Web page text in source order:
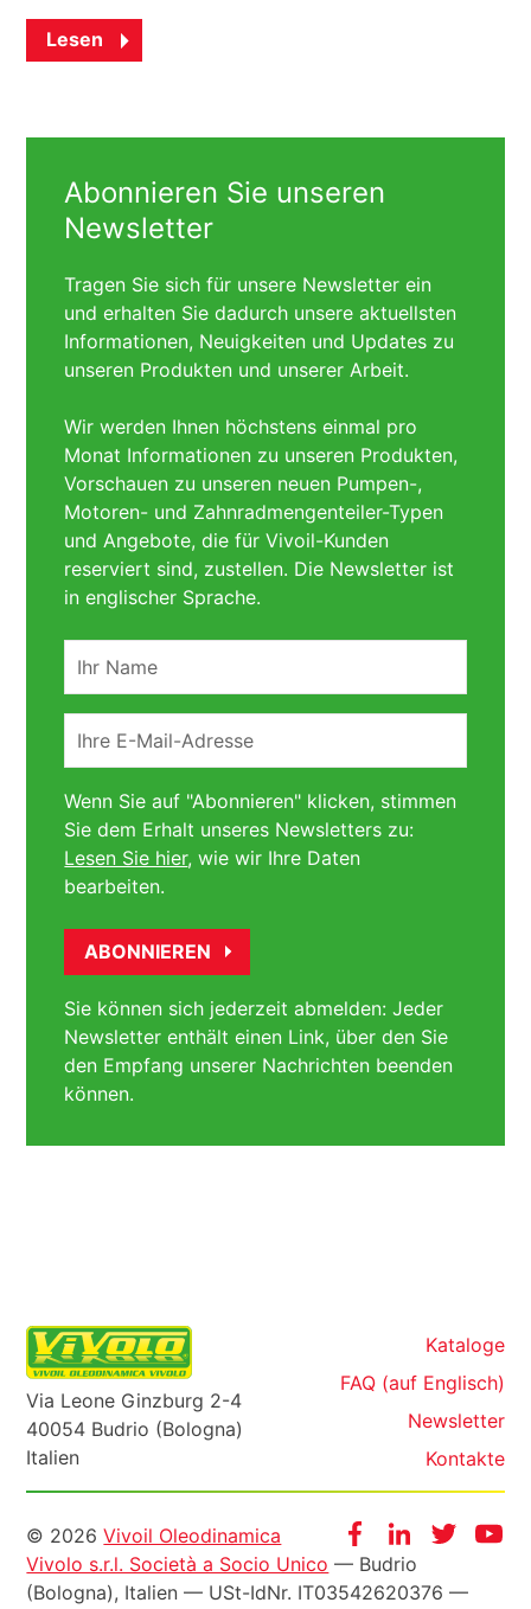
Lesen
Abonnieren Sie unseren
Newsletter
Tragen Sie sich für unsere Newsletter ein
und erhalten Sie dadurch unsere aktuellsten
Informationen, Neuigkeiten und Updates zu
unseren Produkten und unserer Arbeit.
Wir werden Ihnen höchstens einmal pro
Monat Informationen zu unseren Produkten,
Vorschauen zu unseren neuen Pumpen-,
Motoren- und Zahnradmengenteiler-Typen
und Angebote, die für Vivoil-Kunden
reserviert sind, zustellen. Die Newsletter ist
in englischer Sprache.
Name
E-
Adresse
Wenn Sie auf "Abonnieren" klicken, stimmen
Sie dem Erhalt unseres Newsletters zu:
Lesen Sie hier, wie wir Ihre Daten
bearbeiten.
Sie können sich jederzeit abmelden: Jeder
Newsletter enthält einen Link, über den Sie
den Empfang unserer Nachrichten beenden
können.
Via Leone Ginzburg 2-4
40054 Budrio (Bologna)
Italien
Kataloge
FAQ (auf Englisch)
Newsletter
Kontakte
FacebookInstagram
Twitter
Informazioni
legali
© 2026Vivoil Oleodinamica
Vivolo s.r.l. Società a Socio Unico — Budrio
(Bologna), Italien — USt-IdNr. IT03542620376 —